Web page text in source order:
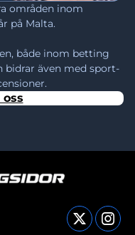
områden inom
på Malta.
både inom betting
bidrar även med sport-